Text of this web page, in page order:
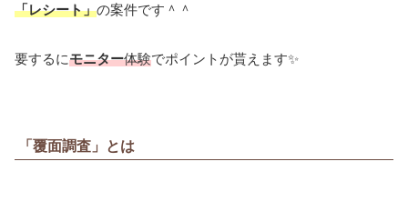
「レシート」の案件です＾＾
要するにモニター体験でポイントが貰えます✨
「覆面調査」とは